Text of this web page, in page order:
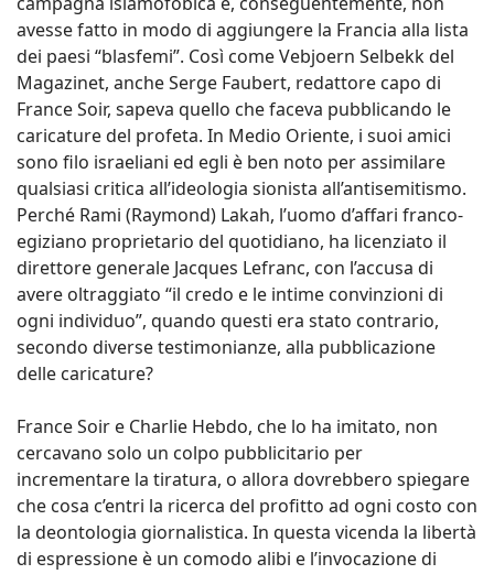
avesse fatto in modo di aggiungere la Francia alla lista
dei paesi “blasfemi”. Così come Vebjoern Selbekk del
Magazinet, anche Serge Faubert, redattore capo di
France Soir, sapeva quello che faceva pubblicando le
caricature del profeta. In Medio Oriente, i suoi amici
sono filo israeliani ed egli è ben noto per assimilare
qualsiasi critica all’ideologia sionista all’antisemitismo.
Perché Rami (Raymond) Lakah, l’uomo d’affari franco-
egiziano proprietario del quotidiano, ha licenziato il
direttore generale Jacques Lefranc, con l’accusa di
avere oltraggiato “il credo e le intime convinzioni di
ogni individuo”, quando questi era stato contrario,
secondo diverse testimonianze, alla pubblicazione
delle caricature?
France Soir e Charlie Hebdo, che lo ha imitato, non
cercavano solo un colpo pubblicitario per
incrementare la tiratura, o allora dovrebbero spiegare
che cosa c’entri la ricerca del profitto ad ogni costo con
la deontologia giornalistica. In questa vicenda la libertà
di espressione è un comodo alibi e l’invocazione di